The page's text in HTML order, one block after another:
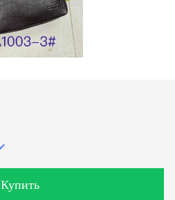
Купить